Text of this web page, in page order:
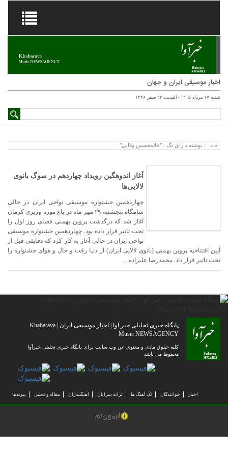
اخبار موسیقی ایران و جهان
شنبه ۱۷ مرداد ۱۴۰۵ - السبت ۲۳ صفر ۱۴۴۸
خانه /نوشته دارای تگ : "غلامحسین وفایی"
آغاز اندوهگین رویداد چهاردهم در سوگ بانوی
لالایی‌ها
چهاردهمین جشنواره موسیقی نواحی ایران در حالی
شامگاه پنجشنبه ۲۹ مهر ماه در باغ موزه وزیری کرمان
آغاز شد که درگذشت پروین بهمنی فضای روز اول را
تحت تاثیر قرار داده بود. چهاردهمین جشنواره موسیقی
نواحی ایران در حالی آغاز به کار کرد که دقایقی قبل از
آیین افتتاحیه پروین بهمنی (بانوی لالایی ایران) از دنیا رفت و حال و هوای جشنواره را
تحت تاثیر قرار داد. محمدرضا علیزاده ...
پایگاه خبری تحلیلی خبر آوا | اخبار موسیقی ایران | Khabarava
Music NEWSAGENCY
کلیه حقوق مادی و معنوی این وب سایت برای پایگاه خبری تحلیلی خبرآوا
محفوظ می باشد
خوانندگان تک آهنگ ها ترانه سرایان آهنگسازان مقاله و تحلیل پیوندها